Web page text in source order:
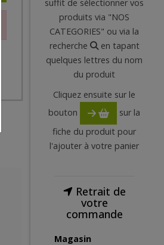
suffit de sélectionner vos
produits via "NOS
CATEGORIES" ou via la
recherche
en tapant
quelques lettres du nom
du produit
Cliquez ensuite sur le
bouton
sur la
fiche du produit pour
l'ajouter à votre panier
Retrait de
votre
commande
Magasin